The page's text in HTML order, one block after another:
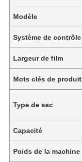
Modèle
Système de contrôle
Largeur de film
Mots clés de produit
Type de sac
Capacité
Poids de la machine